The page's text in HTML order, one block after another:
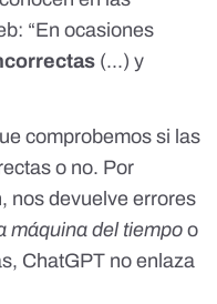
: “En ocasiones
(...) y
comprobemos si las
o no. Por
, nos devuelve errores
máquina del tiempo o
ChatGPT no enlaza